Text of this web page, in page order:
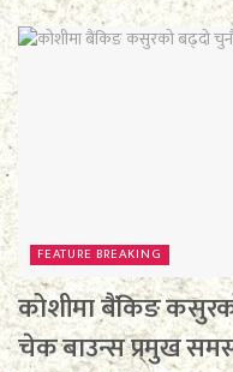
FEATURE BREAKING
कोशीमा बैंकिङ
चेक बाउन्स प्रमुख